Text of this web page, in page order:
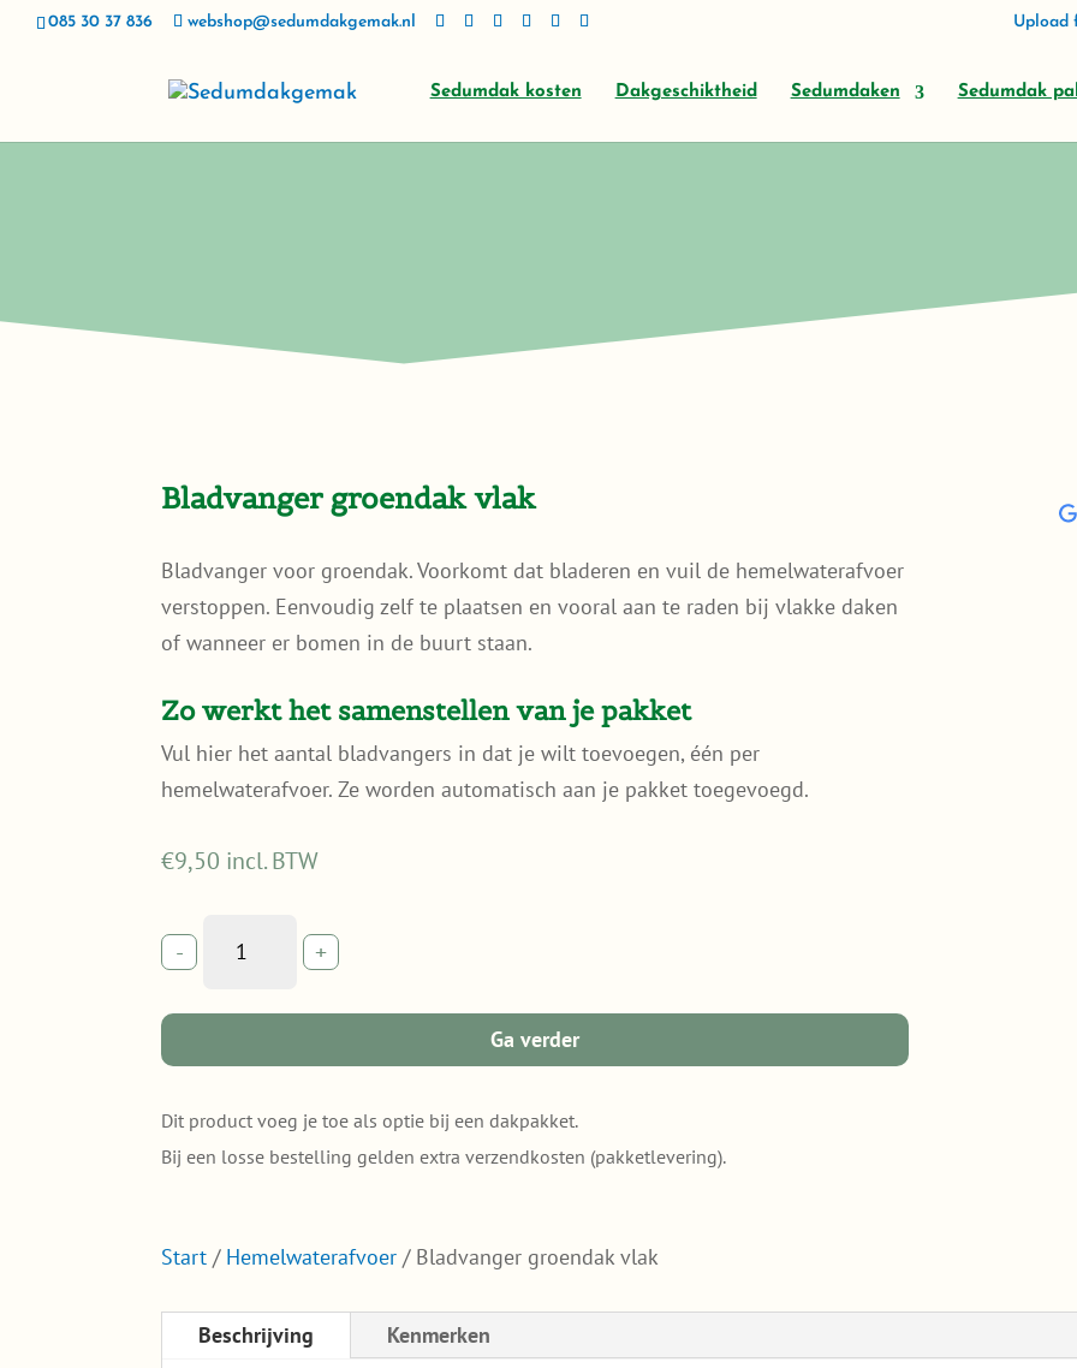
085 30 37 836 webshop@sedumdakgemak.nl Upload
Sedumdak kosten Dakgeschiktheid Sedumdaken Sedumdak
Bladvanger groendak vlak
Bladvanger voor groendak. Voorkomt dat bladeren en vuil de hemelwaterafvoer
verstoppen. Eenvoudig zelf te plaatsen en vooral aan te raden bij vlakke daken
of wanneer er bomen in de buurt staan.
Zo werkt het samenstellen van je pakket
Vul hier het aantal bladvangers in dat je wilt toevoegen, één per
hemelwaterafvoer. Ze worden automatisch aan je pakket toegevoegd.
€9,50 incl. BTW
-
groendak
quantity
+
Ga verder
Dit product voeg je toe als optie bij een dakpakket.
Bij een losse bestelling gelden extra verzendkosten (pakketlevering).
Start / Hemelwaterafvoer / Bladvanger groendak vlak
Beschrijving Kenmerken